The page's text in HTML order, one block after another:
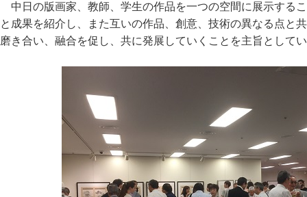
中日の版画家、教師、学生の作品を一つの空間に展示する
と成果を紹介し、また互いの作品、創意、技術の異なる点と
磨き合い、融合を促し、共に発展していくことを主旨として